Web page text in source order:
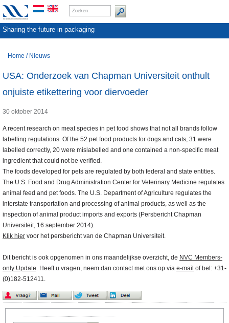
Sharing the future in packaging
Home / Nieuws
USA: Onderzoek van Chapman Universiteit onthult
onjuiste etikettering voor diervoeder
30 oktober 2014
A recent research on meat species in pet food shows that not all brands follow
labelling regulations. Of the 52 pet food products for dogs and cats, 31 were
labelled correctly, 20 were mislabelled and one contained a non-specific meat
ingredient that could not be verified.
The foods developed for pets are regulated by both federal and state entities.
The U.S. Food and Drug Administration Center for Veterinary Medicine regulates
animal feed and pet foods. The U.S. Department of Agriculture regulates the
interstate transportation and processing of animal products, as well as the
inspection of animal product imports and exports (Persbericht Chapman
Universiteit, 16 september 2014).
Klik hier voor het persbericht van de Chapman Universiteit.
Dit bericht is ook opgenomen in ons maandelijkse overzicht, de NVC Members-
only Update. Heeft u vragen, neem dan contact met ons op via e-mail of bel: +31-
(0)182-512411.